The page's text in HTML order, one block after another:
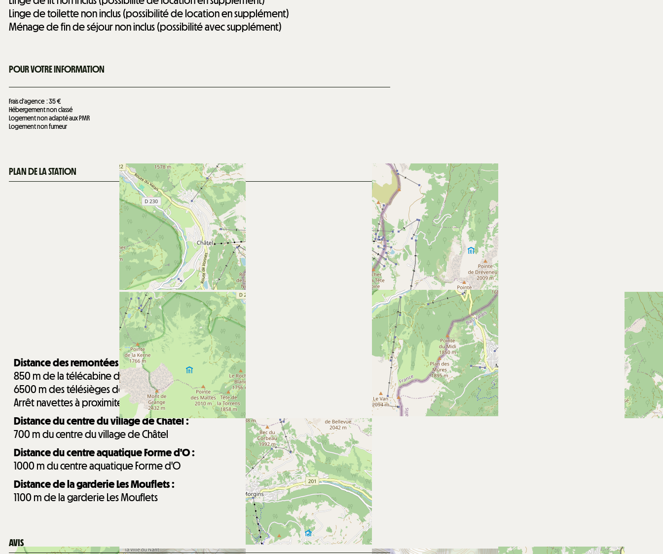
Linge de toilette non inclus (possibilité de location en supplément)
Ménage de fin de séjour non inclus (possibilité avec supplément)
POUR VOTRE INFORMATION
Frais d'agence 35 €
Hébergement non classé
Logement non adapté aux PMR
Logement non fumeur
PLAN DE LA STATION
Distance des remontées mécaniques :
850 m de la télécabine de Super-Châtel
6500 m des télésièges de Pré la Joux
Arrêt navettes à proximité
Distance du centre du village de Châtel :
700 m du centre du village de Châtel
Distance du centre aquatique Forme d'O :
1000 m du centre aquatique Forme d'O
Distance de la garderie Les Mouflets :
1100 m de la garderie Les Mouflets
AVIS